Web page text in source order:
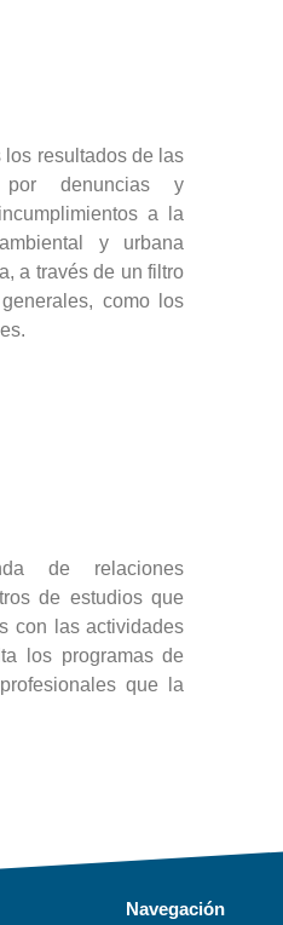
los resultados de las
por denuncias y
a la
y urbana
a través de un filtro
como los
de relaciones
de estudios que
con las actividades
los programas de
que la
Navegación